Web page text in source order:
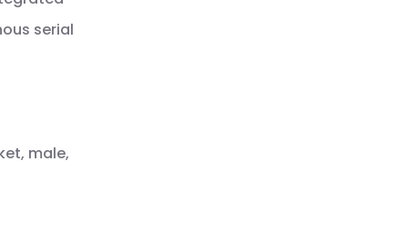
serial
male,